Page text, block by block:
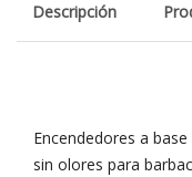
Descripción
Encendedores a
sin olores para